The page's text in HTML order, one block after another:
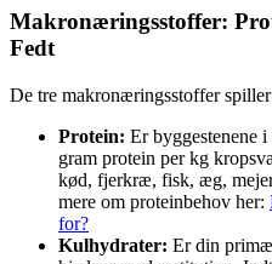
Makronæringsstoffer:
Fedt
De tre makronæringsstoffer
Protein: Er byggestenene
gram protein per kg
kød, fjerkræ, fisk, æg,
mere om proteinbehov her:
for?
Kulhydrater: Er din